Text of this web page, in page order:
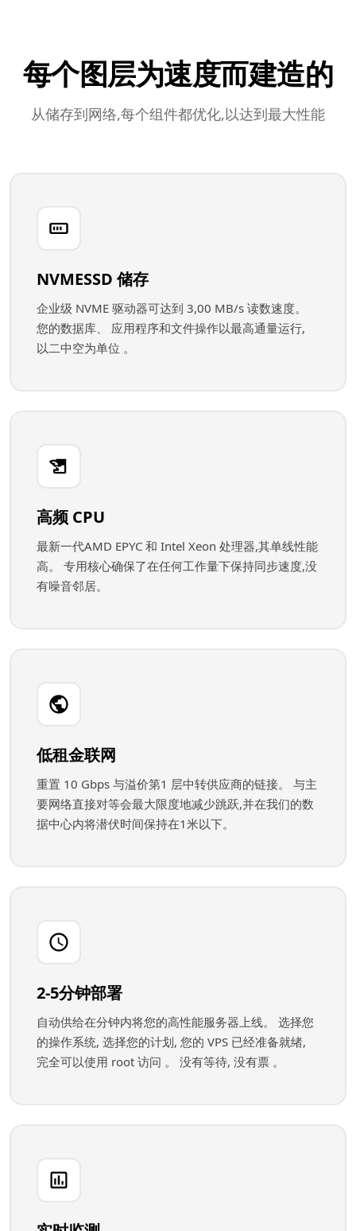
每个图层为速度而建造的
从储存到网络,每个组件都优化,以达到最大性能
NVMESSD 储存
企业级 NVME 驱动器可达到 3,00 MB/s 读数速度。
您的数据库、 应用程序和文件操作以最高通量运行,
以二中空为单位 。
高频 CPU
最新一代AMD EPYC 和 Intel Xeon 处理器,其单线性能
高。 专用核心确保了在任何工作量下保持同步速度,没
有噪音邻居。
低租金联网
重置 10 Gbps 与溢价第1 层中转供应商的链接。 与主
要网络直接对等会最大限度地减少跳跃,并在我们的数
据中心内将潜伏时间保持在1米以下。
2-5分钟部署
自动供给在分钟内将您的高性能服务器上线。 选择您
的操作系统, 选择您的计划, 您的 VPS 已经准备就绪,
完全可以使用 root 访问 。 没有等待, 没有票 。